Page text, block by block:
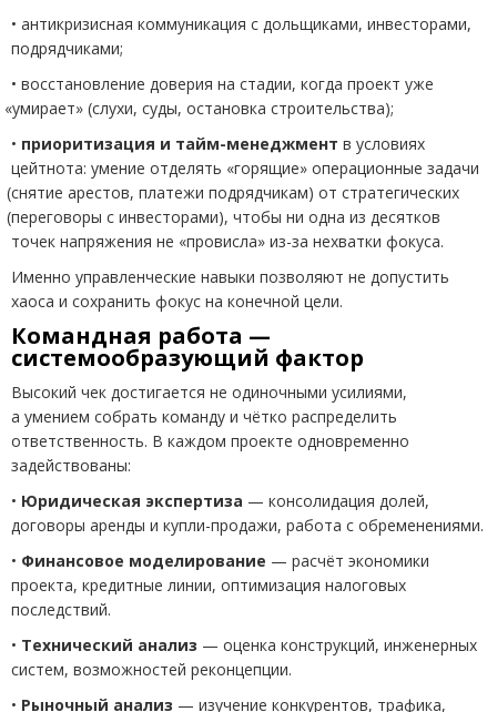
• антикризисная коммуникация с дольщиками, инвесторами,
подрядчиками;
• восстановление доверия на стадии, когда проект уже
«умирает» (слухи, суды, остановка строительства);
• приоритизация и тайм-менеджмент в условиях
цейтнота: умение отделять «горящие» операционные задачи
(снятие арестов, платежи подрядчикам) от стратегических
(переговоры с инвесторами), чтобы ни одна из десятков
точек напряжения не «провисла» из-за нехватки фокуса.
Именно управленческие навыки позволяют не допустить
хаоса и сохранить фокус на конечной цели.
Командная работа —
системообразующий фактор
Высокий чек достигается не одиночными усилиями,
а умением собрать команду и чётко распределить
ответственность. В каждом проекте одновременно
задействованы:
• Юридическая экспертиза — консолидация долей,
договоры аренды и купли-продажи, работа с обременениями.
• Финансовое моделирование — расчёт экономики
проекта, кредитные линии, оптимизация налоговых
последствий.
• Технический анализ — оценка конструкций, инженерных
систем, возможностей реконцепции.
• Рыночный анализ — изучение конкурентов, трафика,